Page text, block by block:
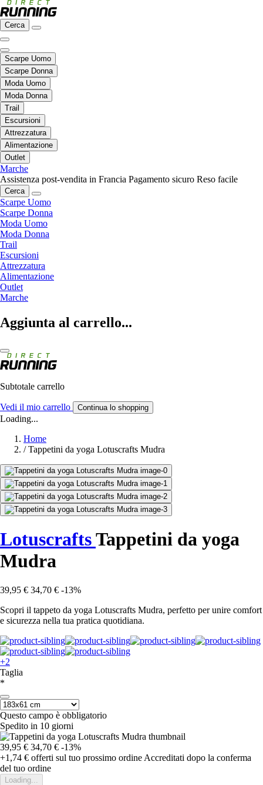
Cerca
Scarpe Uomo
Scarpe Donna
Moda Uomo
Moda Donna
Trail
Escursioni
Attrezzatura
Alimentazione
Outlet
Marche
Assistenza post-vendita in Francia Pagamento sicuro Reso facile
Cerca
Scarpe Uomo
Scarpe Donna
Moda Uomo
Moda Donna
Trail
Escursioni
Attrezzatura
Alimentazione
Outlet
Marche
Aggiunta al carrello...
Subtotale carrello
Vedi il mio carrello Continua lo shopping
Loading...
Home
/ Tappetini da yoga Lotuscrafts Mudra
LotuscraftsTappetini da yoga
Mudra
39,95 € 34,70 € -13%
Scopri il tappeto da yoga Lotuscrafts Mudra, perfetto per unire comfort
e sicurezza nella tua pratica quotidiana.
+2
Taglia
*
Questo campo è obbligatorio
Spedito in 10 giorni
39,95 € 34,70 € -13%
+1,74 € offerti sul tuo prossimo ordine Accreditati dopo la conferma
del tuo ordine
Loading...